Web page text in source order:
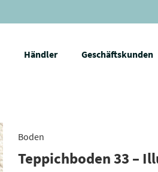
Händler Geschäftskunden
Boden
Teppichboden 33 –